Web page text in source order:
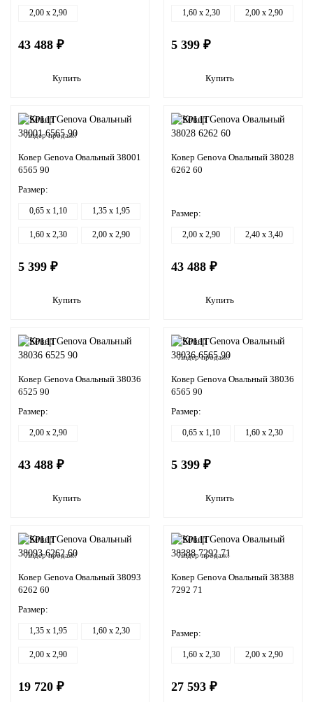
2,00 x 2,90
43 488 ₽
Купить
1,60 x 2,30 2,00 x 2,90
5 399 ₽
Купить
Лидер продаж!
Ковер Genova Овальный 38001
6565 90
Размер:
0,65 x 1,10 1,35 x 1,95
1,60 x 2,30 2,00 x 2,90
5 399 ₽
Купить
Ковер Genova Овальный 38028
6262 60
Размер:
2,00 x 2,90 2,40 x 3,40
43 488 ₽
Купить
Ковер Genova Овальный 38036
6525 90
Размер:
2,00 x 2,90
43 488 ₽
Купить
Лидер продаж!
Ковер Genova Овальный 38036
6565 90
Размер:
0,65 x 1,10 1,60 x 2,30
5 399 ₽
Купить
Лидер продаж!
Ковер Genova Овальный 38093
6262 60
Размер:
1,35 x 1,95 1,60 x 2,30
2,00 x 2,90
19 720 ₽
Лидер продаж!
Ковер Genova Овальный 38388
7292 71
Размер:
1,60 x 2,30 2,00 x 2,90
27 593 ₽